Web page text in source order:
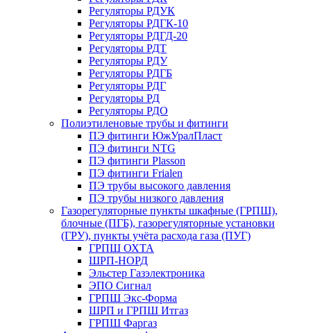
Регуляторы РДУК
Регуляторы РДГК-10
Регуляторы РДГД-20
Регуляторы РДТ
Регуляторы РДУ
Регуляторы РДГБ
Регуляторы РДГ
Регуляторы РД
Регуляторы РДО
Полиэтиленовые трубы и фитинги
ПЭ фитинги ЮжУралПласт
ПЭ фитинги NTG
ПЭ фитинги Plasson
ПЭ фитинги Frialen
ПЭ трубы высокого давления
ПЭ трубы низкого давления
Газорегуляторные пункты шкафные (ГРПШ),
блочные (ПГБ), газорегуляторные установки
(ГРУ), пункты учёта расхода газа (ПУГ)
ГРПШ ОХТА
ШРП-НОРД
Эльстер Газэлектроника
ЭПО Сигнал
ГРПШ Экс-Форма
ШРП и ГРПШ Итгаз
ГРПШ Фаргаз